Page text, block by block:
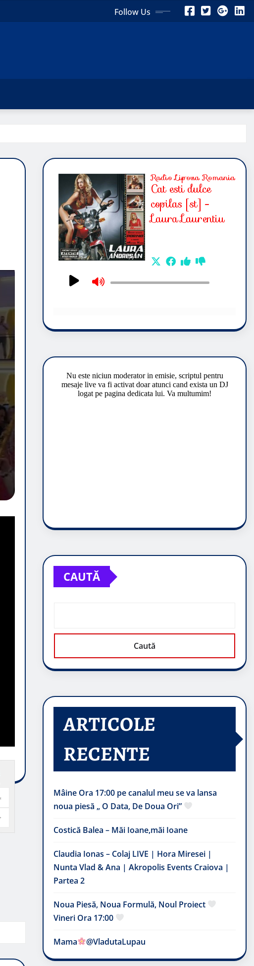
Follow Us
CAUTĂ
Caută
ARTICOLE
RECENTE
Mâine Ora 17:00 pe canalul meu se va lansa
noua piesă „ O Data, De Doua Ori”
Costică Balea – Măi Ioane,măi Ioane
Claudia Ionas – Colaj LIVE | Hora Miresei |
Nunta Vlad & Ana | Akropolis Events Craiova |
Partea 2
Noua Piesă, Noua Formulă, Noul Proiect
Vineri Ora 17:00
Mama @VladutaLupau